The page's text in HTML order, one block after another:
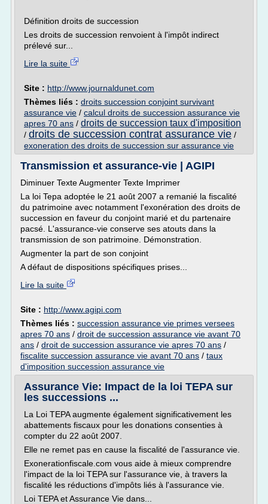
Définition droits de succession
Les droits de succession renvoient à l'impôt indirect
prélevé sur...
Lire la suite
Site : http://www.journaldunet.com
Thèmes liés : droits succession conjoint survivant
assurance vie / calcul droits de succession assurance vie
apres 70 ans / droits de succession taux d'imposition
/ droits de succession contrat assurance vie /
exoneration des droits de succession sur assurance vie
Transmission et assurance-vie | AGIPI
Diminuer Texte Augmenter Texte Imprimer
La loi Tepa adoptée le 21 août 2007 a remanié la fiscalité
du patrimoine avec notamment l'exonération des droits de
succession en faveur du conjoint marié et du partenaire
pacsé. L'assurance-vie conserve ses atouts dans la
transmission de son patrimoine. Démonstration.
Augmenter la part de son conjoint
A défaut de dispositions spécifiques prises...
Lire la suite
Site : http://www.agipi.com
Thèmes liés : succession assurance vie primes versees
apres 70 ans / droit de succession assurance vie avant 70
ans / droit de succession assurance vie apres 70 ans /
fiscalite succession assurance vie avant 70 ans / taux
d'imposition succession assurance vie
Assurance Vie: Impact de la loi TEPA sur
les successions ...
La Loi TEPA augmente également significativement les
abattements fiscaux pour les donations consenties à
compter du 22 août 2007.
Elle ne remet pas en cause la fiscalité de l'assurance vie.
Exonerationfiscale.com vous aide à mieux comprendre
l'impact de la loi TEPA sur l'assurance vie, à travers la
fiscalité les réductions d'impôts liés à l'assurance vie.
Loi TEPA et Assurance Vie dans...